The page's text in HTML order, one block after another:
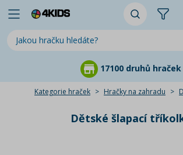
17100 druhů hraček
Kategorie hraček Hračky na zahradu
Dětské šlapací